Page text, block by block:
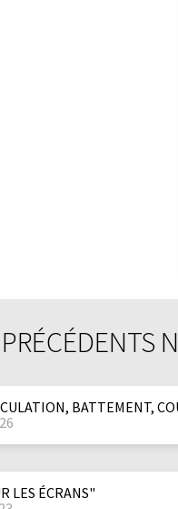
BATTEMENT,
LES ÉCRANS"